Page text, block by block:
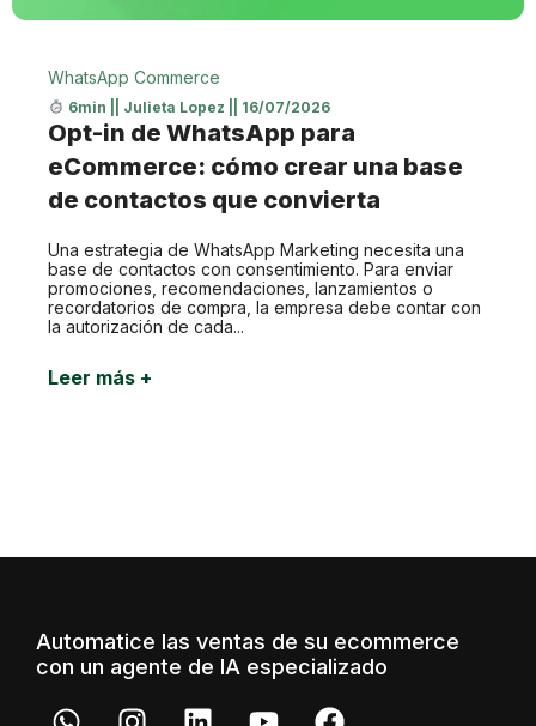
WhatsApp Commerce
6min Julieta Lopez 16/07/2026
Opt-in de WhatsApp para
eCommerce: cómo crear una base
de contactos que convierta
Una estrategia de WhatsApp Marketing necesita una
base de contactos con consentimiento. Para enviar
promociones, recomendaciones, lanzamientos o
recordatorios de compra, la empresa debe contar con
la autorización de cada...
Leer más +
Automatice las ventas de su ecommerce
con un agente de IA especializado